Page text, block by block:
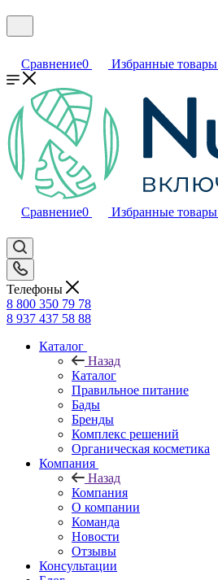
Сравнение0 Избранные товары
Сравнение0 Избранные товары
Телефоны
8 800 350 79 78
8 937 437 58 88
Каталог
Назад
Каталог
Правильное питание
Бады
Бренды
Комплекс решений
Органическая косметика
Компания
Назад
Компания
О компании
Команда
Новости
Отзывы
Консультации